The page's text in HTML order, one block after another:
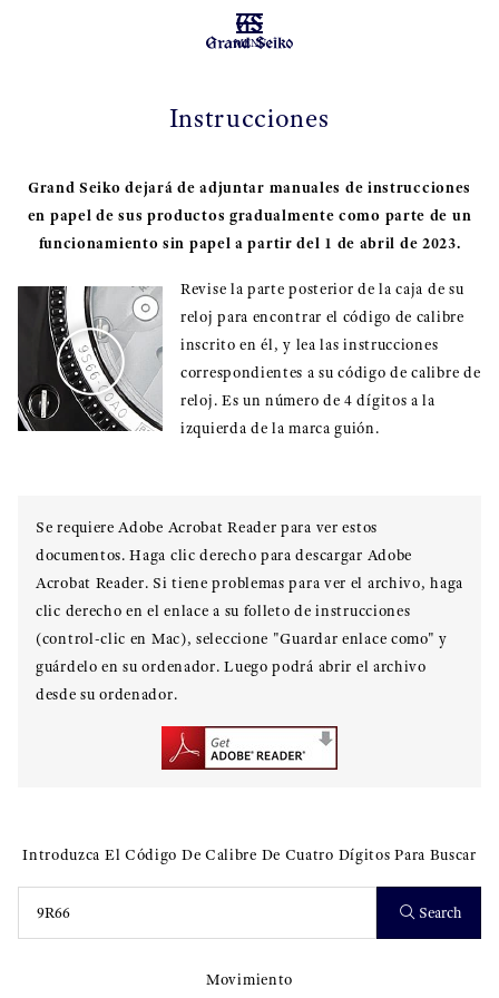
MENU
Instrucciones
Grand Seiko dejará de adjuntar manuales de instrucciones
en papel de sus productos gradualmente como parte de un
funcionamiento sin papel a partir del 1 de abril de 2023.
Revise la parte posterior de la caja de su
reloj para encontrar el código de calibre
inscrito en él, y lea las instrucciones
correspondientes a su código de calibre de
reloj. Es un número de 4 dígitos a la
izquierda de la marca guión.
Se requiere Adobe Acrobat Reader para ver estos
documentos. Haga clic derecho para descargar Adobe
Acrobat Reader. Si tiene problemas para ver el archivo, haga
clic derecho en el enlace a su folleto de instrucciones
(control-clic en Mac), seleccione "Guardar enlace como" y
guárdelo en su ordenador. Luego podrá abrir el archivo
desde su ordenador.
Introduzca El Código De Calibre De Cuatro Dígitos Para Buscar
Search
Movimiento